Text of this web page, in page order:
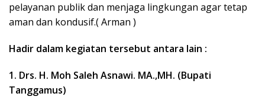
pelayanan publik dan menjaga lingkungan agar tetap
aman dan kondusif.( Arman )
Hadir dalam kegiatan tersebut antara lain :
1. Drs. H. Moh Saleh Asnawi. MA.,MH. (Bupati
Tanggamus)